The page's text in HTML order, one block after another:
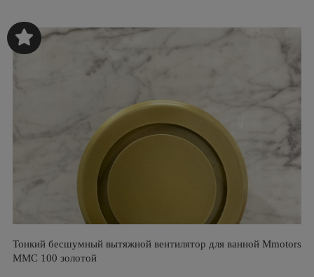
Тонкий бесшумный вытяжной вентилятор для ванной Mmotors
ММC 100 золотой